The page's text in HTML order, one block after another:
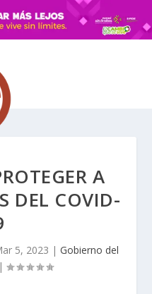
A
DEL COVID-
5, 2023 | Gobierno del